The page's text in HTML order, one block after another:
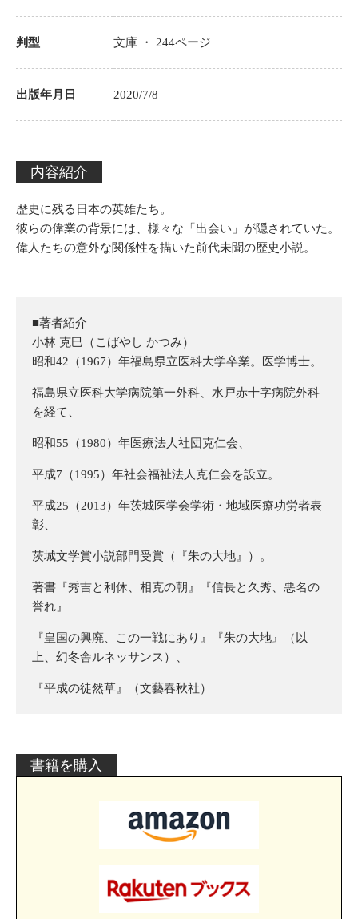
判型 文庫 ・ 244ページ
出版年月日 2020/7/8
内容紹介
歴史に残る日本の英雄たち。
彼らの偉業の背景には、様々な「出会い」が隠されていた。
偉人たちの意外な関係性を描いた前代未聞の歴史小説。
■著者紹介
小林 克巳（こばやし かつみ）
昭和42（1967）年福島県立医科大学卒業。医学博士。
福島県立医科大学病院第一外科、水戸赤十字病院外科
を経て、
昭和55（1980）年医療法人社団克仁会、
平成7（1995）年社会福祉法人克仁会を設立。
平成25（2013）年茨城医学会学術・地域医療功労者表
彰、
茨城文学賞小説部門受賞（『朱の大地』）。
著書『秀吉と利休、相克の朝』『信長と久秀、悪名の
誉れ』
『皇国の興廃、この一戦にあり』『朱の大地』（以
上、幻冬舎ルネッサンス）、
『平成の徒然草』（文藝春秋社）
書籍を購入